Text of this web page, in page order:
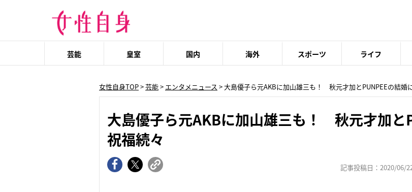
芸能 皇室 国内 海外 スポーツ ライフ
女性自身TOP>芸能> エンタメニュース > 大島優子ら元AKBに加山雄三も！ 秋元才加とPUNPEEの結婚
大島優子ら元AKBに加山雄三も！ 秋元才加と
祝福続々
記事投稿日：2020/06/